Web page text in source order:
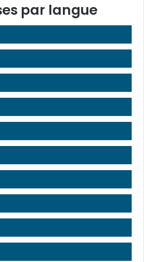
par langue